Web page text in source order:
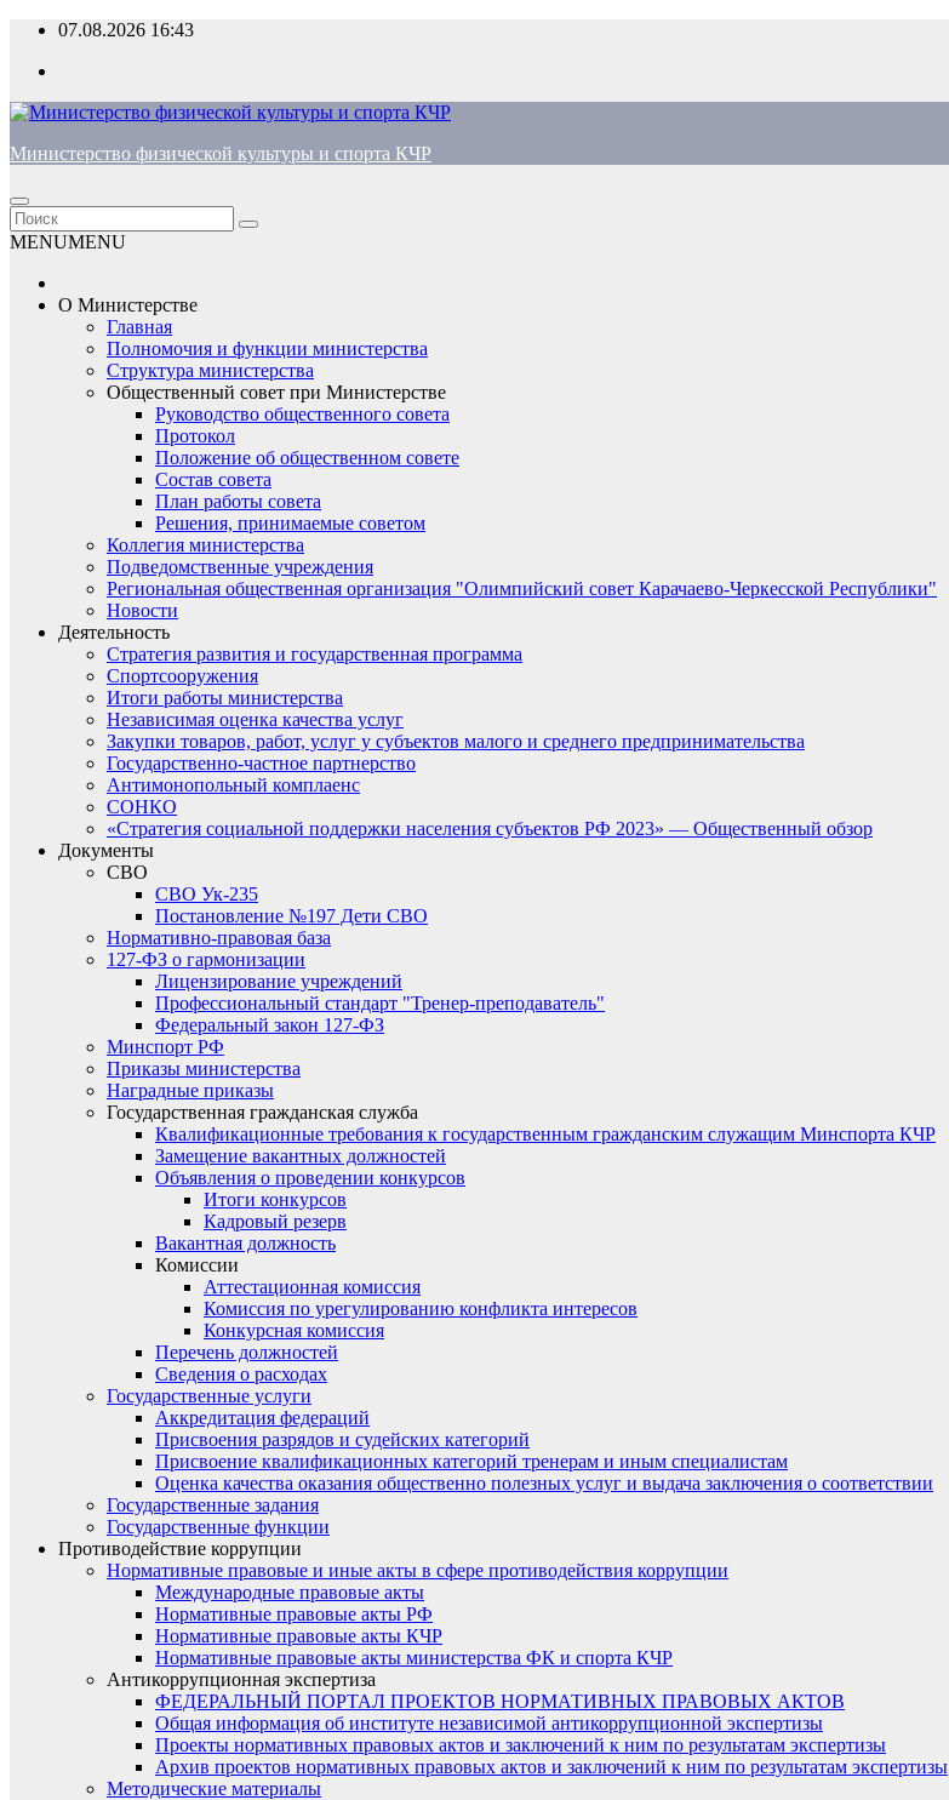
Перейти
содержимому
07.08.2026 16:43
Министерство физической культуры и спорта КЧР
MENUMENU
О Министерстве
Главная
Полномочия и функции министерства
Структура министерства
Общественный совет при Министерстве
Руководство общественного совета
Протокол
Положение об общественном совете
Состав совета
План работы совета
Решения, принимаемые советом
Коллегия министерства
Подведомственные учреждения
Региональная общественная организация "Олимпийский совет Карачаево-Черкесской Республики"
Новости
Деятельность
Стратегия развития и государственная программа
Спортсооружения
Итоги работы министерства
Независимая оценка качества услуг
Закупки товаров, работ, услуг у субъектов малого и среднего предпринимательства
Государственно-частное партнерство
Антимонопольный комплаенс
СОНКО
«Стратегия социальной поддержки населения субъектов РФ 2023» — Общественный обзор
Документы
СВО
СВО Ук-235
Постановление №197 Дети СВО
Нормативно-правовая база
127-ФЗ о гармонизации
Лицензирование учреждений
Профессиональный стандарт "Тренер-преподаватель"
Федеральный закон 127-ФЗ
Минспорт РФ
Приказы министерства
Наградные приказы
Государственная гражданская служба
Квалификационные требования к государственным гражданским служащим Минспорта КЧР
Замещение вакантных должностей
Объявления о проведении конкурсов
Итоги конкурсов
Кадровый резерв
Вакантная должность
Комиссии
Аттестационная комиссия
Комиссия по урегулированию конфликта интересов
Конкурсная комиссия
Перечень должностей
Сведения о расходах
Государственные услуги
Аккредитация федераций
Присвоения разрядов и судейских категорий
Присвоение квалификационных категорий тренерам и иным специалистам
Оценка качества оказания общественно полезных услуг и выдача заключения о соответствии
Государственные задания
Государственные функции
Противодействие коррупции
Нормативные правовые и иные акты в сфере противодействия коррупции
Международные правовые акты
Нормативные правовые акты РФ
Нормативные правовые акты КЧР
Нормативные правовые акты министерства ФК и спорта КЧР
Антикоррупционная экспертиза
ФЕДЕРАЛЬНЫЙ ПОРТАЛ ПРОЕКТОВ НОРМАТИВНЫХ ПРАВОВЫХ АКТОВ
Общая информация об институте независимой антикоррупционной экспертизы
Проекты нормативных правовых актов и заключений к ним по результатам экспертизы
Архив проектов нормативных правовых актов и заключений к ним по результатам экспертизы
Методические материалы